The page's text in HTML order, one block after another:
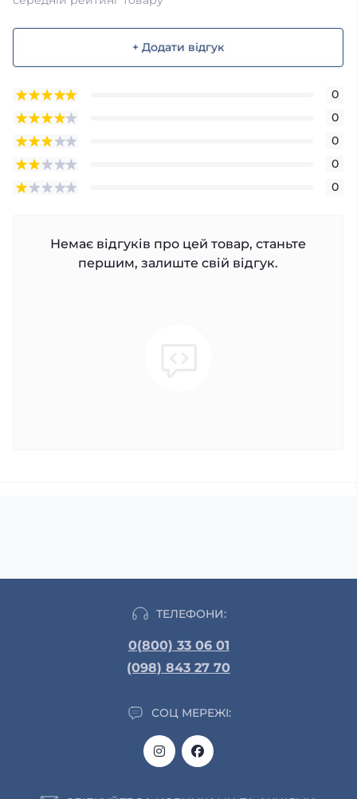
+ Додати відгук
0
0
0
0
0
Немає відгуків про цей товар, станьте
першим, залиште свій відгук.
ТЕЛЕФОНИ:
0(800) 33 06 01
(098) 843 27 70
СОЦ МЕРЕЖІ: